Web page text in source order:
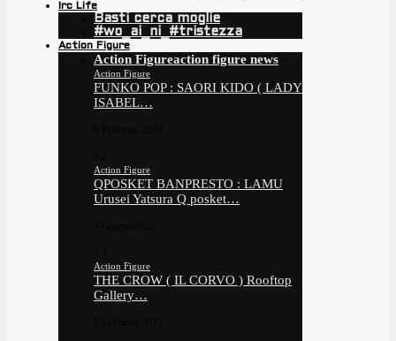
Irc Life
Basti cerca moglie
#wo_ai_ni_#tristezza
Action Figure
Action Figureaction figure news
Action Figure
FUNKO POP : SAORI KIDO ( LADY
ISABEL…
Action Figure
QPOSKET BANPRESTO : LAMU
Urusei Yatsura Q posket…
Action Figure
THE CROW ( IL CORVO ) Rooftop
Gallery…